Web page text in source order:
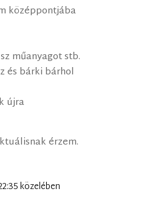
középpontjába
műanyagot stb.
és bárki bárhol
újra
érzem.
közelében